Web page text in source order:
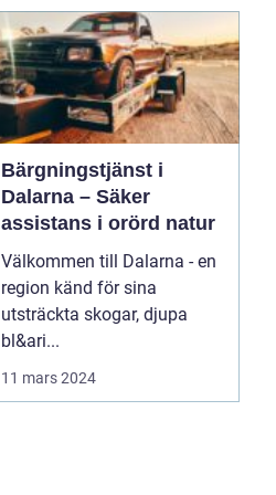
Bärgningstjänst i
Dalarna – Säker
assistans i orörd natur
Välkommen till Dalarna - en
region känd för sina
utsträckta skogar, djupa
bl&ari...
11 mars 2024